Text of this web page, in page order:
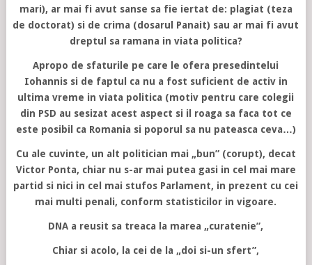
mari), ar mai fi avut sanse sa fie iertat de: plagiat (teza
de doctorat) si de crima (dosarul Panait) sau ar mai fi avut
dreptul sa ramana in viata politica?
Apropo de sfaturile pe care le ofera presedintelui
Iohannis si de faptul ca nu a fost suficient de activ in
ultima vreme in viata politica (motiv pentru care colegii
din PSD au sesizat acest aspect si il roaga sa faca tot ce
este posibil ca Romania si poporul sa nu pateasca ceva…)
Cu ale cuvinte, un alt politician mai „bun” (corupt), decat
Victor Ponta, chiar nu s-ar mai putea gasi in cel mai mare
partid si nici in cel mai stufos Parlament, in prezent cu cei
mai multi penali, conform statisticilor in vigoare.
DNA a reusit sa treaca la marea „curatenie”,
Chiar si acolo, la cei de la „doi si-un sfert”,